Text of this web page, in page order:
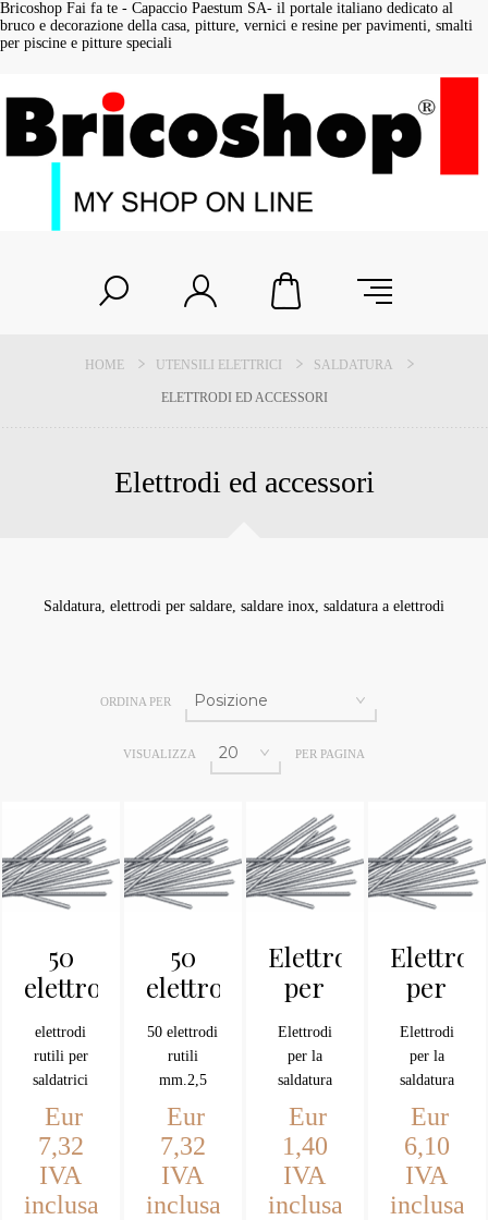
Bricoshop Fai fa te - Capaccio Paestum SA- il portale italiano dedicato al
bruco e decorazione della casa, pitture, vernici e resine per pavimenti, smalti
per piscine e pitture speciali
HOME UTENSILI ELETTRICI SALDATURA
ELETTRODI ED ACCESSORI
Elettrodi ed accessori
Saldatura, elettrodi per saldare, saldare inox, saldatura a elettrodi
ORDINA PER
VISUALIZZA PER PAGINA
50
elettrodi
rutili
mm.2
elettrodi
rutili per
saldatrici
Eur
7,32
IVA
inclusa
50
elettrodi
rutili
mm.2,5
50 elettrodi
rutili
mm.2,5
Eur
7,32
IVA
inclusa
Elettrodi
per
ghisa
mm.2,5
Elettrodi
per la
saldatura
Eur
1,40
IVA
inclusa
per
Inox
18/8
mm.2
(pz.5)
Elettrodi
per la
saldatura
MM.2x300
MM
Eur
6,10
IVA
inclusa